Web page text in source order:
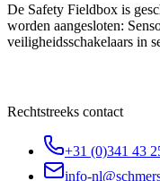
De Safety Fieldbox is
worden aangesloten:
veiligheidsschakelaars in
Rechtstreeks contact
+31 (0)341 43
info-